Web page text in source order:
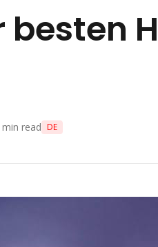
besten
min read DE